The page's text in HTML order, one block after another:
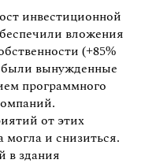
инвестиционной
вложения
(+85%
были вынужденные
программного
от этих
могла и снизиться.
в здания